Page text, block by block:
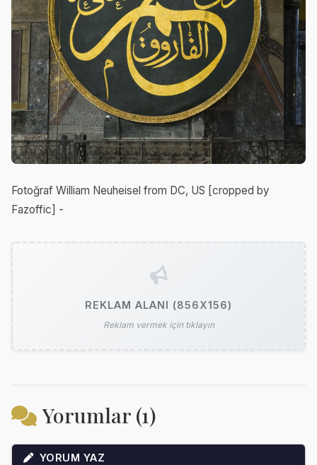
Fotoğraf William Neuheisel from DC, US [cropped by
Fazoffic] -
REKLAM ALANI (856X156)
Reklam vermek için tıklayın
Yorumlar (1)
YORUM YAZ